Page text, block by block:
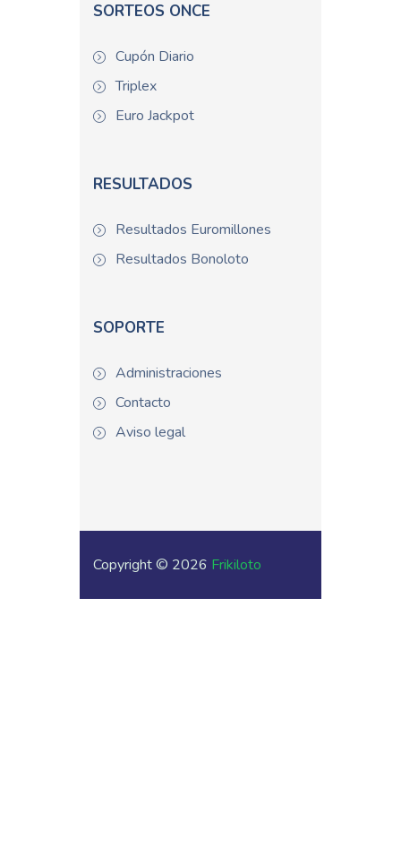
SORTEOS ONCE
Cupón Diario
Triplex
Euro Jackpot
RESULTADOS
Resultados Euromillones
Resultados Bonoloto
SOPORTE
Administraciones
Contacto
Aviso legal
Copyright © 2026 Frikiloto